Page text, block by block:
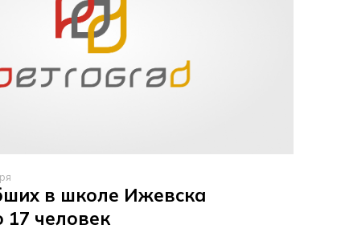
в школе Ижевска
17 человек